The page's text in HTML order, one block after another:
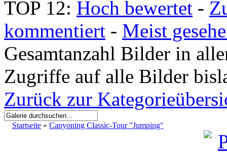
TOP 12: Hoch bewertet -
kommentiert - Meist
Gesamtanzahl Bilder in
Zugriffe auf alle Bilder
Zurück zur
Startseite » Canyoning Classic-Tour "Jumping"